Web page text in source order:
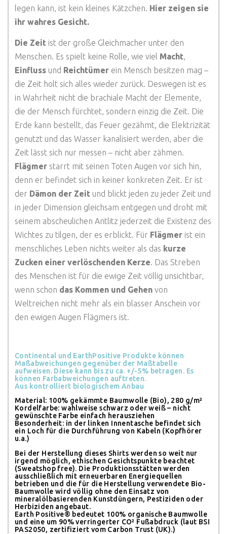
legen kann, ist kein kleines Kätzchen. Hier zeigen sie
ihr wahres Gesicht.
Die Zeit ist der große Gleichmacher unter den
Menschen. Es spielt keine Rolle, wie viel Macht
Einfluss und Reichtümer ein Mensch besitzen mag –
die Zeit holt sich alles wieder zurück. Deswegen ist es
in Wahrheit nicht die brachiale Macht der Elemente,
die der Mensch fürchtet, sondern einzig die Zeit. Die
Erde kann bestellt, das Feuer gezähmt, die Elektrizität
genutzt und das Wasser kanalisiert werden, aber die
Zeit lässt sich nur messen – nicht aber zähmen.
Flägmer starrt mit seinen Toten Augen vor sich hin,
denn er befindet sich in keiner konkreten Zeit. Er ist
der Dämon der Zeit und blickt jeden zu jeder Zeit und
in jeder Dimension gleichsam entgegen und droht mit
seinem abscheulichen Antlitz jederzeit die Existenz des
Wichtes zu tilgen, der es erblickt. Für Flägmer ist ein
menschliches Leben nichts weiter als das kurze
Zucken einer verlöschenden Kerze . Das Streben
des Menschen ist für die ewige Zeit völlig unsichtbar,
wenn schon das Kommen und Gehen von
Weltreichen nicht mehr als ein blasser Anschein vor
den ewigen Augen Flägmers ist.
Continental und EarthPositive Produkte können
Maßabweichungen gegenüber der Maßtabelle
aufweisen. Diese kann bis zu ca. +/-5% betragen. Es
können Farbabweichungen auftreten.
Aus kontrolliert biologischem Anbau
Material: 100% gekämmte Baumwolle (Bio), 280 g/m²
Kordelfarbe: wahlweise schwarz oder weiß – nicht
gewünschte Farbe einfach herausziehen
Besonderheit: in der linken Innentasche befindet sich
ein Loch für die Durchführung von Kabeln (Kopfhörer
u.a.)
Bei der Herstellung dieses Shirts werden so weit nur
irgend möglich, ethischen Gesichtspunkte beachtet
(Sweatshop free). Die Produktionsstätten werden
ausschließlich mit erneuerbaren Energiequellen
betrieben und die für die Herstellung verwendete Bio-
Baumwolle wird völlig ohne den Einsatz von
mineralölbasierenden Kunstdüngern, Pestiziden oder
Herbiziden angebaut.
Earth Positive® bedeutet 100% organische Baumwolle
und eine um 90% verringerter CO² Fußabdruck (laut BSI
PAS2050, zertifiziert vom Carbon Trust (UK).)